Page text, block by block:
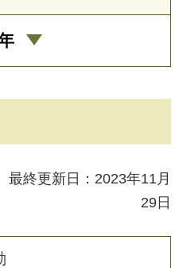
終更新日：2023年11月
29日